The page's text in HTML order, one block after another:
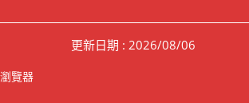
更新日期 : 2026/08/06
覽器